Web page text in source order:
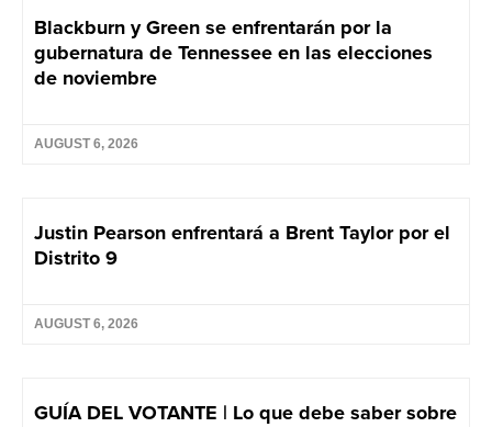
Blackburn y Green se enfrentarán por la
gubernatura de Tennessee en las elecciones
de noviembre
AUGUST 6, 2026
Justin Pearson enfrentará a Brent Taylor por el
Distrito 9
AUGUST 6, 2026
GUÍA DEL VOTANTE | Lo que debe saber sobre